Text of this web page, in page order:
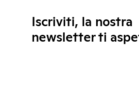
Iscriviti, la nostra
newsletter ti